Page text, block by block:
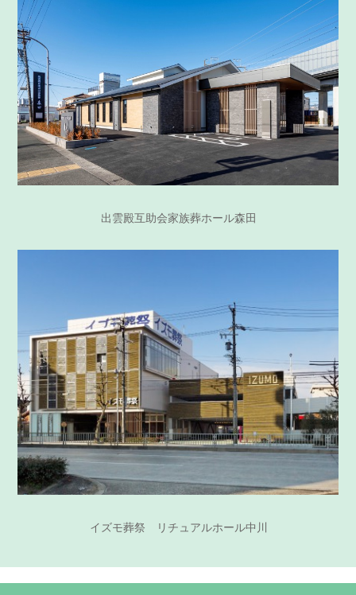
出雲殿互助会家族葬ホール森田
イズモ葬祭 リチュアルホール中川